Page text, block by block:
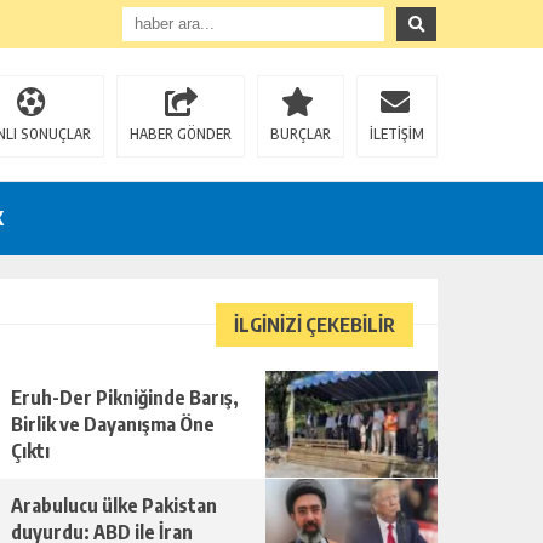
SONUÇLAR HABER GÖNDER BURÇLAR İLETİŞİM
İLGİNİZİ ÇEKEBİLİR
Eruh-Der Pikniğinde Barış,
Birlik ve Dayanışma Öne
Çıktı
Arabulucu ülke Pakistan
duyurdu: ABD ile İran